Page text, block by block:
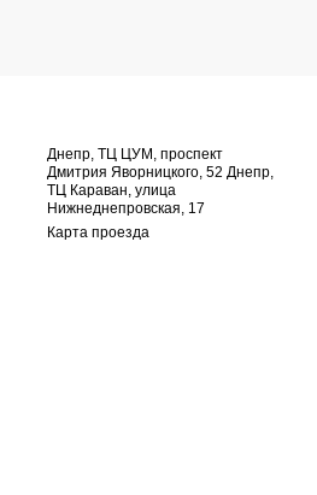
Днепр, ТЦ ЦУМ, проспект
Дмитрия Яворницкого, 52 Днепр,
ТЦ Караван, улица
Нижнеднепровская, 17
Карта проезда